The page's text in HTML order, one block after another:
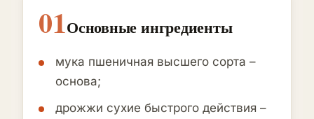
01Основные ингредиенты
мука пшеничная высшего сорта –
основа;
дрожжи сухие быстрого действия –